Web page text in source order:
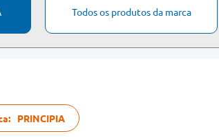
Todos os produtos da marca
PRINCIPIA